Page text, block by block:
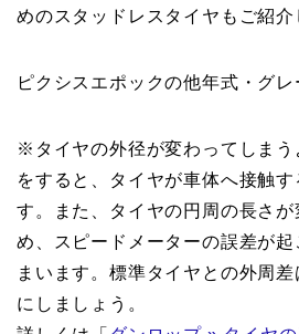
めのスタッドレスタイヤもご紹介
ピクシスエポックの他年式・グレ
※タイヤの外径が変わってしま
をすると、タイヤが車体へ接触す
す。また、タイヤの円周の長さ
め、スピードメーターの誤差が
まいます。標準タイヤとの外周
にしましょう。